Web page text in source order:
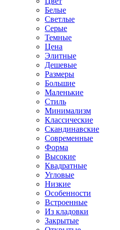
Белые
Светлые
Серые
Темные
Цена
Элитные
Дешевые
Размеры
Большие
Маленькие
Стиль
Минимализм
Классические
Скандинавские
Современные
Форма
Высокие
Квадратные
Угловые
Низкие
Особенности
Встроенные
Из кладовки
Закрытые